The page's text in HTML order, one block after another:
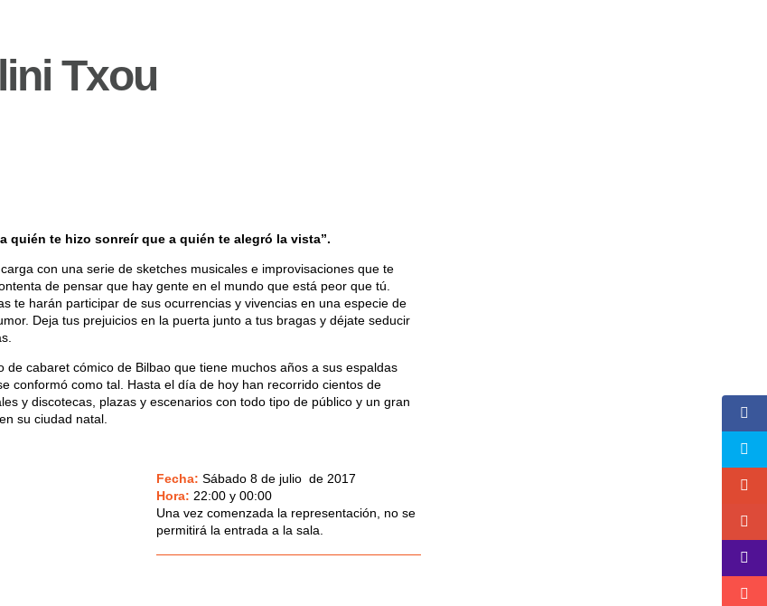
Txou
quién te hizo sonreír que a quién te alegró la vista”.
con una serie de sketches musicales e improvisaciones que te
de pensar que hay gente en el mundo que está peor que tú.
te harán participar de sus ocurrencias y vivencias en una especie de
Deja tus prejuicios en la puerta junto a tus bragas y déjate seducir
de cabaret cómico de Bilbao que tiene muchos años a sus espaldas
conformó como tal. Hasta el día de hoy han recorrido cientos de
y discotecas, plazas y escenarios con todo tipo de público y un gran
su ciudad natal.
Fecha: Sábado 8 de julio de 2017
Hora: 22:00 y 00:00
Una vez comenzada la representación, no se
permitirá la entrada a la sala.